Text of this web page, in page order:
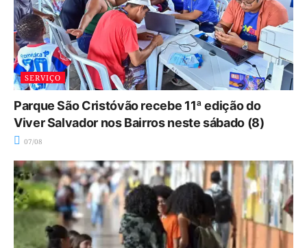
SERVIÇO
Parque São Cristóvão recebe 11ª edição do
Viver Salvador nos Bairros neste sábado (8)
07/08